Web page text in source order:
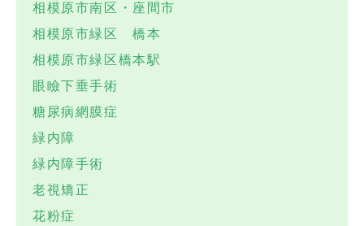
相模原市南区・座間市
相模原市緑区 橋本
相模原市緑区橋本駅
眼瞼下垂手術
糖尿病網膜症
緑内障
緑内障手術
老視矯正
花粉症